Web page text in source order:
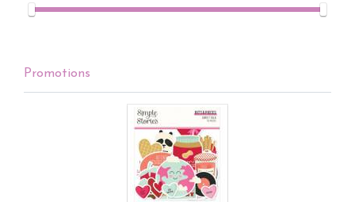
Promotions